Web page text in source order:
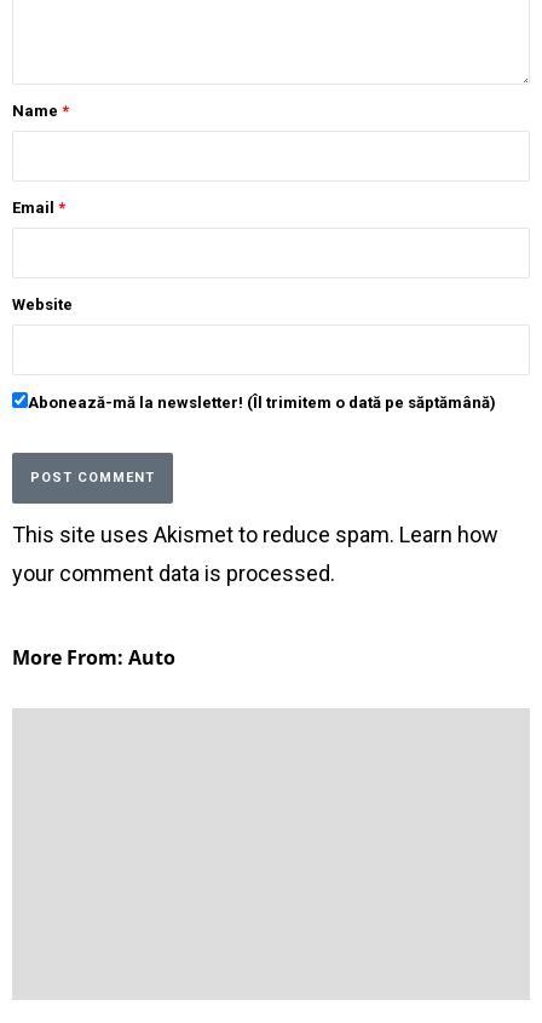
Name *
Email *
Website
Abonează-mă la newsletter! (Îl trimitem o dată pe săptămână)
This site uses Akismet to reduce spam. Learn how
your comment data is processed.
More From: Auto